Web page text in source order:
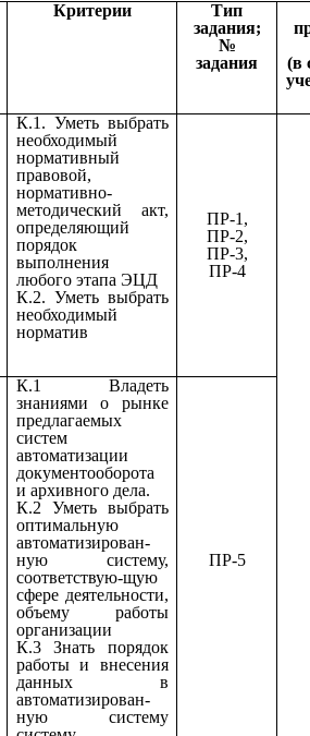
Критерии
Тип
задания;
№
задания
(в
К.1. Уметь выбрать
необходимый
нормативный
правовой,
нормативно-
методический акт,
определяющий
порядок
выполнения
любого этапа ЭЦД
К.2. Уметь выбрать
необходимый
норматив
ПР-1,
ПР-2,
ПР-3,
ПР-4
К.1 Владеть
знаниями о рынке
предлагаемых
систем
автоматизации
документооборота
и архивного дела.
К.2 Уметь выбрать
оптимальную
автоматизирован-
ную систему,
соответствую-щую
сфере деятельности,
объему работы
организации
К.3 Знать порядок
работы и внесения
данных в
автоматизирован-
ную систему
ПР-5